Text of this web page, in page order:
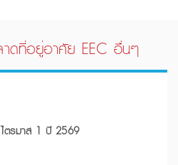
ดที่อยู่อาศัย EEC อื่นๆ
ตรมาส 1 ปี 2569